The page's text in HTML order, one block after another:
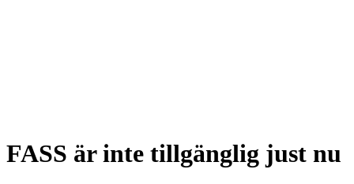
FASS är inte tillgänglig just nu